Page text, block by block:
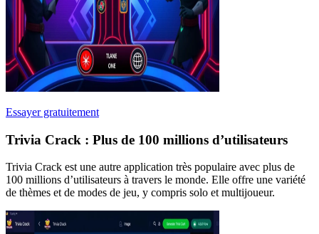
Essayer gratuitement
Trivia Crack : Plus de 100 millions d’utilisateurs
Trivia Crack est une autre application très populaire avec plus de
100 millions d’utilisateurs à travers le monde. Elle offre une variété
de thèmes et de modes de jeu, y compris solo et multijoueur.